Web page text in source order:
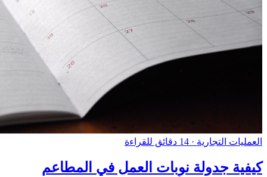
العمليات التجارية · 14 دقائق للقراءة
كيفية جدولة نوبات العمل في المطاعم